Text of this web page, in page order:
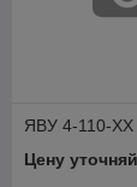
ЯВУ 4-110-
Цену